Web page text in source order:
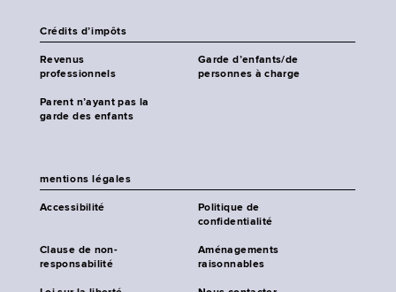
Crédits d’impôts
Revenus
professionnels
Garde d’enfants/de
personnes à charge
Parent n’ayant pas la
garde des enfants
mentions légales
Accessibilité
Politique de
confidentialité
Clause de non-
responsabilité
Aménagements
raisonnables